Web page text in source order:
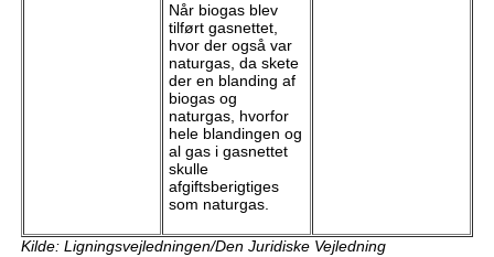
Når biogas blev
tilført gasnettet,
hvor der også var
naturgas, da skete
der en blanding af
biogas og
naturgas, hvorfor
hele blandingen og
al gas i gasnettet
skulle
afgiftsberigtiges
som naturgas.
Kilde: Ligningsvejledningen/Den Juridiske Vejledning